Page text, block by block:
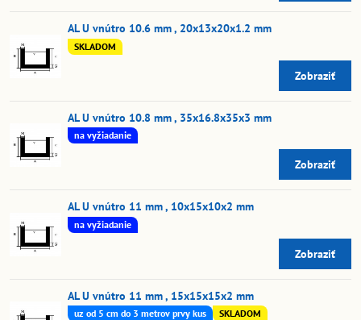
AL U vnútro 10.6 mm , 20x13x20x1.2 mm
SKLADOM
Zobraziť
AL U vnútro 10.8 mm , 35x16.8x35x3 mm
na vyžiadanie
Zobraziť
AL U vnútro 11 mm , 10x15x10x2 mm
na vyžiadanie
Zobraziť
AL U vnútro 11 mm , 15x15x15x2 mm
uz od 5 cm do 3 metrov prvy kus SKLADOM